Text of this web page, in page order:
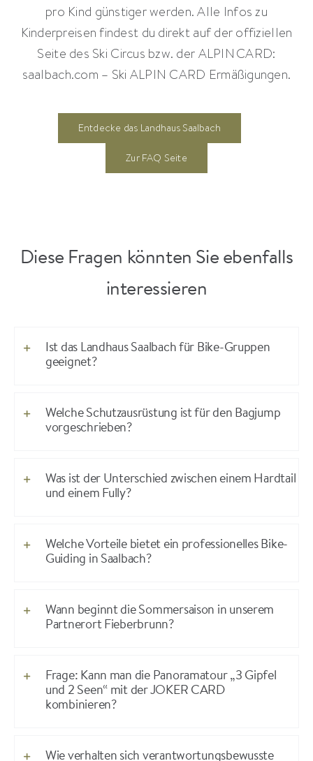
pro Kind günstiger werden. Alle Infos zu
Kinderpreisen findest du direkt auf der offiziellen
Seite des Ski Circus bzw. der ALPIN CARD:
saalbach.com – Ski ALPIN CARD Ermäßigungen.
Entdecke das Landhaus Saalbach
Zur FAQ Seite
Diese Fragen könnten Sie ebenfalls
interessieren
Ist das Landhaus Saalbach für Bike-Gruppen
geeignet?
Welche Schutzausrüstung ist für den Bagjump
vorgeschrieben?
Was ist der Unterschied zwischen einem Hardtail
und einem Fully?
Welche Vorteile bietet ein professionelles Bike-
Guiding in Saalbach?
Wann beginnt die Sommersaison in unserem
Partnerort Fieberbrunn?
Frage: Kann man die Panoramatour „3 Gipfel
und 2 Seen“ mit der JOKER CARD
kombinieren?
Wie verhalten sich verantwortungsbewusste